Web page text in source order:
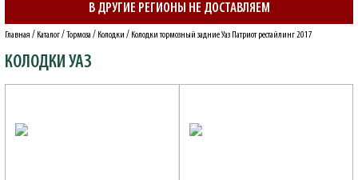
В ДРУГИЕ РЕГИОНЫ НЕ ДОСТАВЛЯЕМ
Главная / Каталог/ Тормоза / Колодки / Колодки тормозный задние Уаз Патриот рестайлинг 2017
КОЛОДКИ УАЗ